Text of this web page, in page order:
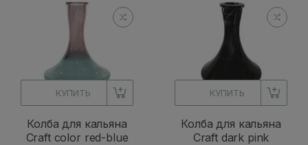
КУПИТЬ
Колба для кальяна
Craft color red-blue
КУПИТЬ
Колба для кальяна
Craft dark pink